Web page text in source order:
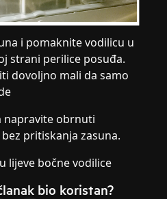
i pomaknite vodilicu u
strani perilice posuđa.
dovoljno mali da samo
napravite obrnuti
pritiskanja zasuna.
lijeve bočne vodilice
bio koristan?